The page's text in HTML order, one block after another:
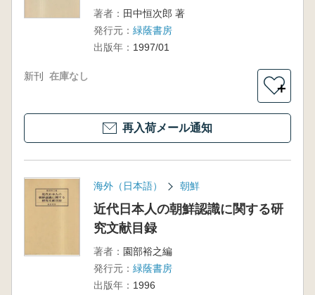
著者： 田中恒次郎 著
発行元： 緑蔭書房
出版年： 1997/01
新刊 在庫なし
＋
再入荷メール通知
海外（日本語） 朝鮮
近代日本人の朝鮮認識に関する研
究文献目録
著者： 園部裕之編
発行元： 緑蔭書房
出版年： 1996